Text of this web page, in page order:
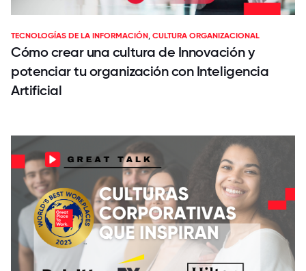
TECNOLOGÍAS DE LA INFORMACIÓN,CULTURA ORGANIZACIONAL
Cómo crear una cultura de Innovación y
potenciar tu organización con Inteligencia
Artificial